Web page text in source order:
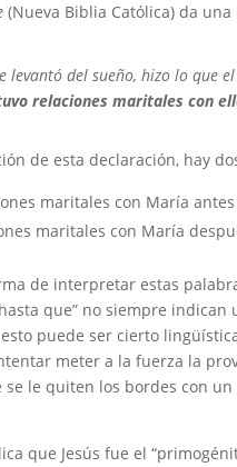
(Nueva Biblia Católica) da
levantó del sueño, hizo lo que
relaciones maritales con
de esta declaración, hay
maritales con María
maritales con María
de interpretar estas
que” no siempre
puede ser cierto
meter a la fuerza la
se le quiten los bordes con
que Jesús fue el